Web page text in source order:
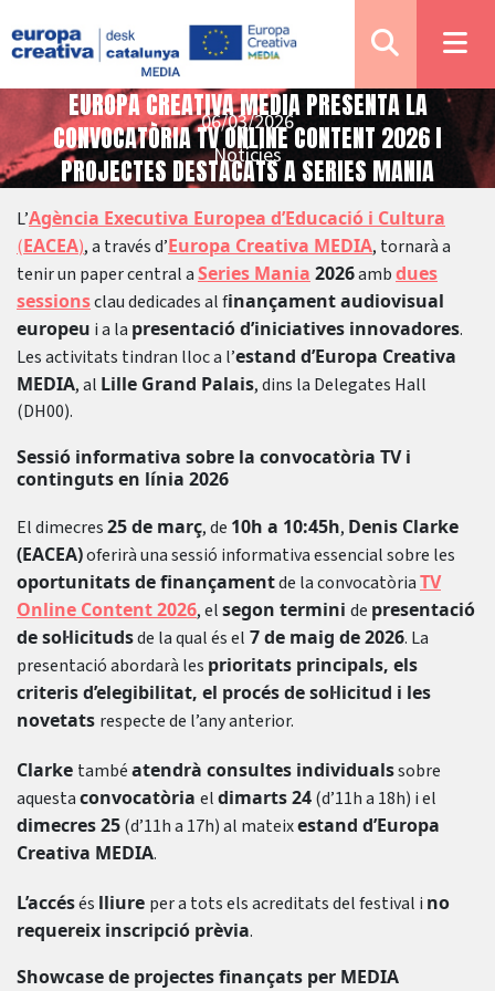
Notícies
EUROPA CREATIVA MEDIA PRESENTA LA
CONVOCATÒRIA TV ONLINE CONTENT 2026 I
PROJECTES DESTACATS A SERIES MANIA
06/03/2026
L’Agència Executiva Europea d’Educació i Cultura
(EACEA), a través d’Europa Creativa MEDIA, tornarà a
tenir un paper central aSeries Mania 2026ambdues
sessionsclau dedicades al finançament audiovisual
europeu i a la presentació d’iniciatives innovadores.
Les activitats tindran lloc a l’estand d’Europa Creativa
MEDIA, al Lille Grand Palais, dins la Delegates Hall
(DH00).
Sessió informativa sobre la convocatòria TV i
continguts en línia 2026
El dimecres25 de març, de 10h a 10:45h, Denis Clarke
(EACEA)oferirà una sessió informativa essencial sobre les
oportunitats de finançamentde la convocatòriaTV
Online Content 2026, elsegon termini de presentació
de sol·licitudsde la qual és el 7 de maig de 2026. La
presentació abordarà les prioritats principals, els
criteris d’elegibilitat, el procés de sol·licitud i les
novetats respecte de l’any anterior.
Clarke tambéatendrà consultes individualssobre
aquestaconvocatòria eldimarts 24(d’11h a 18h) i el
dimecres 25(d’11h a 17h) al mateixestand d’Europa
Creativa MEDIA.
L’accésés lliure per a tots els acreditats del festival i no
requereix inscripció prèvia.
Showcase de projectes finançats per MEDIA